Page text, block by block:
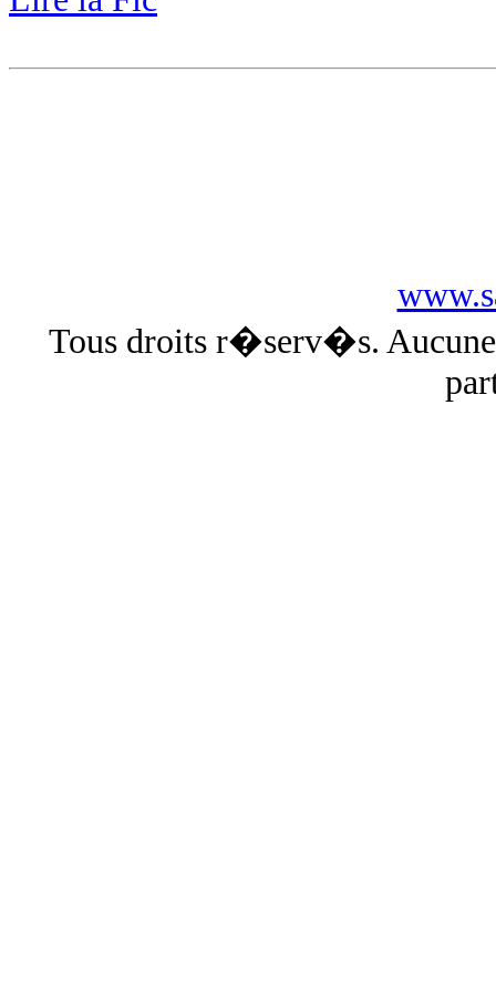
Tous droits r�serv�s.